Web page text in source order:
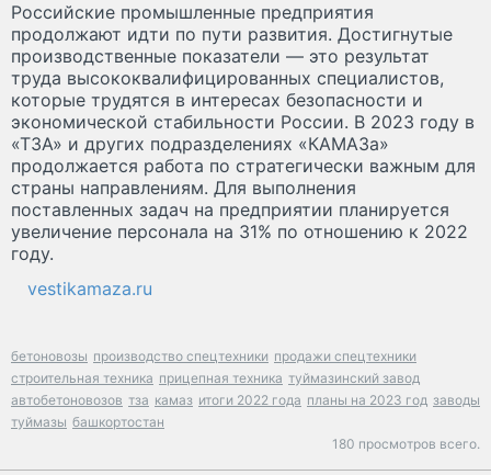
Российские промышленные предприятия
продолжают идти по пути развития. Достигнутые
производственные показатели — это результат
труда высококвалифицированных специалистов,
которые трудятся в интересах безопасности и
экономической стабильности России. В 2023 году в
«ТЗА» и других подразделениях «КАМАЗа»
продолжается работа по стратегически важным для
страны направлениям. Для выполнения
поставленных задач на предприятии планируется
увеличение персонала на 31% по отношению к 2022
году.
vestikamaza.ru
бетоновозы производство спецтехники продажи спецтехники
строительная техника прицепная техника туймазинский завод
автобетоновозов тза камаз итоги 2022 года планы на 2023 год заводы
туймазы башкортостан
180 просмотров всего.